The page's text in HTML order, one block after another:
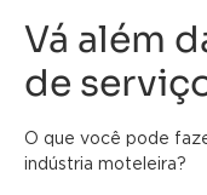
Vá além
de
O que você pode
indústria moteleira?